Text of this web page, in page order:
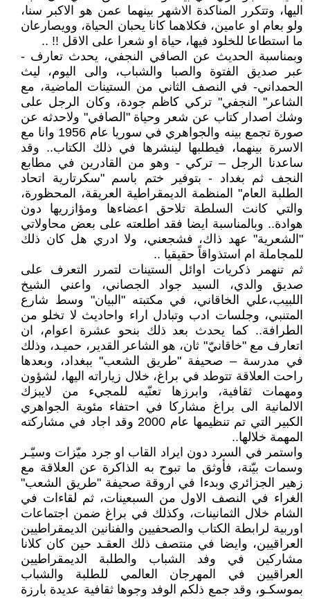
اليها، وتتكرر المناكدة الاشهر بينهما عمن هو الاكبر سنا،
ولو بعام او عامين، فكلاهما كانا يحبان الحياة، وويصارعان
ما استطاعا للخلود فيها، حياة او شعرا على الاقل !! ..
وبمناسبة الحديث عن الصافي النجفي، يحدث تعارف -
عبر صديق الفتوة والصبا والشباب، والى اليوم، ليث
الحمداني- في النصف الثاني من الستينات الماضية، مع
الشاعر" النجفي" تركي كاظم جودة، وكان الرجل على
وشك اصدار كتاب عن شعر وحياة "الصافي" ولاحدثه عن
صورة تجمع بينه والجواهري في سوريا عام 1956 وانا مع
الاسرة بينهما، فيطلبها لينشرها في ذلك الكتاب.. وقد
ساعدنا الرجل – تركي - وهو من القادرين في مطابع
النجف ثم بغداد - بتوفير ختم باسم "سكرتارية اتحاد
الطلبة العام" المنظمة الديمقراطية العريقة، المحظورة،
والتي كانت السلطة تلاحق اعضاءها ومؤازريها دون
هوادة.. وبالمناسبة ايضا فقد اطلعته على بعض محاولاتي
"الشعرية" عهد ذاك، فشجعني، ولا ادري هل كان ذلك
للمجاملة ام استذواقاً حقيقيا ..
ثم تنهمر ذكريات اوائل الستينات لتمرر التعرف على
صديق والدي، السيد جواد الجصاني، واعني الشيخ
اللبيب،علي الخاقاني، في مكتبته "البيان" وسط شارع
المتنبي، وجلسات ادب وتبادل اراء واحاديث لا تخلو من
الطرافة.. كما يحدث بعد ذلك بنحو عشرة اعوام، ان
اتعارف مع "خاقانيّ" ثان، هو الشاعر القدير، حميـد، وذلك
في مدرسة – صحيفة "طريق الشعب" ببغداد، وبعدها
راحت العلاقة تتوطد في براغ، خلال زياراته اليها، لشؤون
ومهمات ثقافية، وابرزها تعنّيه للمجيء من لايبزك
الالمانية الى براغ مشاركا في احتفاء مئوية الجواهري
الكبير التي تم تنظيمها عام 2000 وقد اجاد في مشاركته
المهمة خلالها..
واستمر في السرد دون ايراد القاب او جرد ميّزات وسيّـر
وسمات بيّنة، فأوثق ما تبوح به الذاكرة عن العلاقة مع
زهير الجزائري وبدءا في اروقة صحيفة "طريق الشعب"
الغراء في النصف الاول من السبعينات، ثم لقاءات في
الشام خلال الثمانينات، وكذلك في براغ ضمن اجتماعات
اوربية لرابطة الكتاب والصحفيين والفنانين الديمقراطيين
العراقيين، وايضا في منتصف ذلك العقـد حين كان كلانا
مشاركين في وفد الشباب والطلبة الديمقراطيين
العراقيين في المهرجان العالمي للطلبة والشباب
بموسكـو، وقد جمع ذلكم الوفد وجوها ثقافية عديدة بارزة